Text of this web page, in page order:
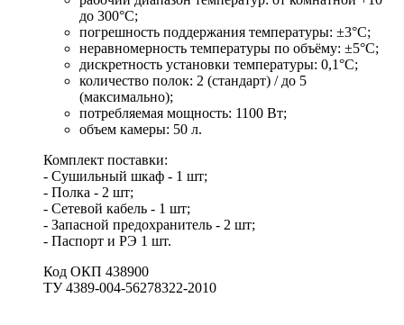
до 300°С;
погрешность поддержания температуры: ±3°С;
неравномерность температуры по объёму: ±5°С;
дискретность установки температуры: 0,1°С;
количество полок: 2 (стандарт) / до 5
(максимально);
потребляемая мощность: 1100 Вт;
объем камеры: 50 л.
Комплект поставки:
- Сушильный шкаф - 1 шт;
- Полка - 2 шт;
- Сетевой кабель - 1 шт;
- Запасной предохранитель - 2 шт;
- Паспорт и РЭ 1 шт.
Код ОКП 438900
ТУ 4389-004-56278322-2010